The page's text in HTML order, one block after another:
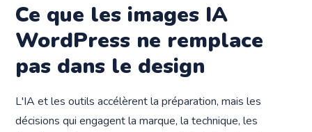
Ce que les images IA
WordPress ne remplace
pas dans le design
L'IA et les outils accélèrent la préparation, mais les
décisions qui engagent la marque, la technique, les